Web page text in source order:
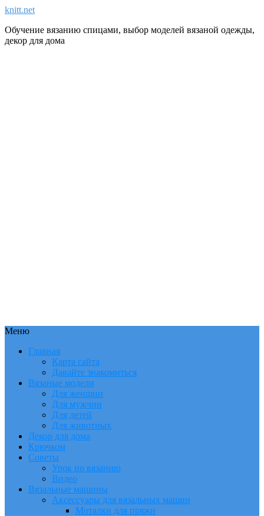
knitt.net
Обучение вязанию спицами, выбор моделей вязаной одежды,
декор для дома
Меню
Главная
Карта сайта
Давайте знакомиться
Вязаные модели
Для женщин
Для мужчин
Для детей
Для животных
Декор для дома
Крючком
Советы
Урок по вязанию
Видео
Вязальные машины
Аксессуары для вязальных машин
Моталки для пряжи